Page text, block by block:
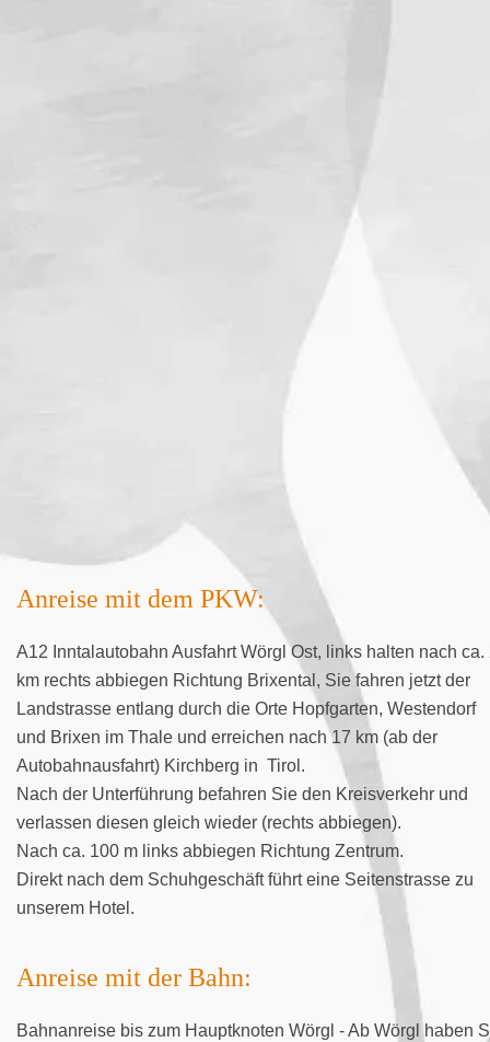
Anreise mit dem PKW:
A12 Inntalautobahn Ausfahrt Wörgl Ost, links halten nach ca.
km rechts abbiegen Richtung Brixental, Sie fahren jetzt der
Landstrasse entlang durch die Orte Hopfgarten, Westendorf
und Brixen im Thale und erreichen nach 17 km (ab der
Autobahnausfahrt) Kirchberg in Tirol.
Nach der Unterführung befahren Sie den Kreisverkehr und
verlassen diesen gleich wieder (rechts abbiegen).
Nach ca. 100 m links abbiegen Richtung Zentrum.
Direkt nach dem Schuhgeschäft führt eine Seitenstrasse zu
unserem Hotel.
Anreise mit der Bahn:
Bahnanreise bis zum Hauptknoten Wörgl - Ab Wörgl haben